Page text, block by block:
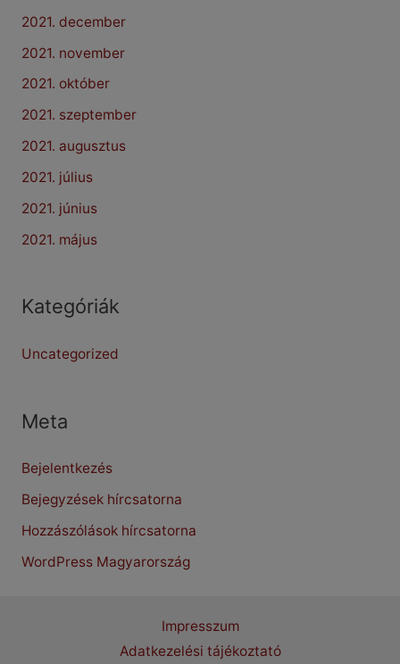
2021. december
2021. november
2021. október
2021. szeptember
2021. augusztus
2021. július
2021. június
2021. május
Kategóriák
Uncategorized
Meta
Bejelentkezés
Bejegyzések hírcsatorna
Hozzászólások hírcsatorna
WordPress Magyarország
Impresszum
Adatkezelési tájékoztató